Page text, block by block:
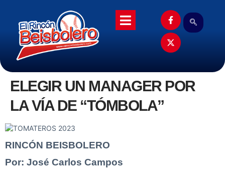
ELEGIR UN MANAGER POR
LA VÍA DE “TÓMBOLA”
RINCÓN BEISBOLERO
Por: José Carlos Campos